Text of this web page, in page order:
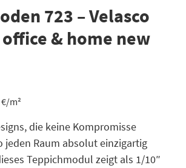
723 – Velasco
& home new
€/m²
die keine Kompromisse
jeden Raum absolut einzigartig
Teppichmodul zeigt als 1/10″